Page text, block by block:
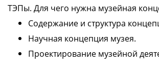
ТЭПы. Для чего нужна музейная
Содержание и структура
Научная концепция музея.
Проектирование музейной